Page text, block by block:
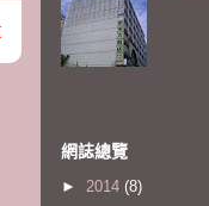
網誌總覽
► 2014 (8)